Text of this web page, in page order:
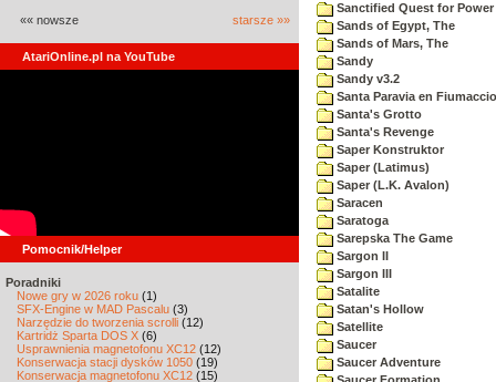
«« nowsze starsze »»
AtariOnline.pl na YouTube
Pomocnik/Helper
Poradniki
Nowe gry w 2026 roku (1)
SFX-Engine w MAD Pascalu (3)
Narzędzie do tworzenia scrolli (12)
Kartridż Sparta DOS X (6)
Usprawnienia magnetofonu XC12 (12)
Konserwacja stacji dysków 1050 (19)
Konserwacja magnetofonu XC12 (15)
Sanctified Quest for Power
Sands of Egypt, The
Sands of Mars, The
Sandy
Sandy v3.2
Santa Paravia en Fiumaccio
Santa's Grotto
Santa's Revenge
Saper Konstruktor
Saper (Latimus)
Saper (L.K. Avalon)
Saracen
Saratoga
Sarepska The Game
Sargon II
Sargon III
Satalite
Satan's Hollow
Satellite
Saucer
Saucer Adventure